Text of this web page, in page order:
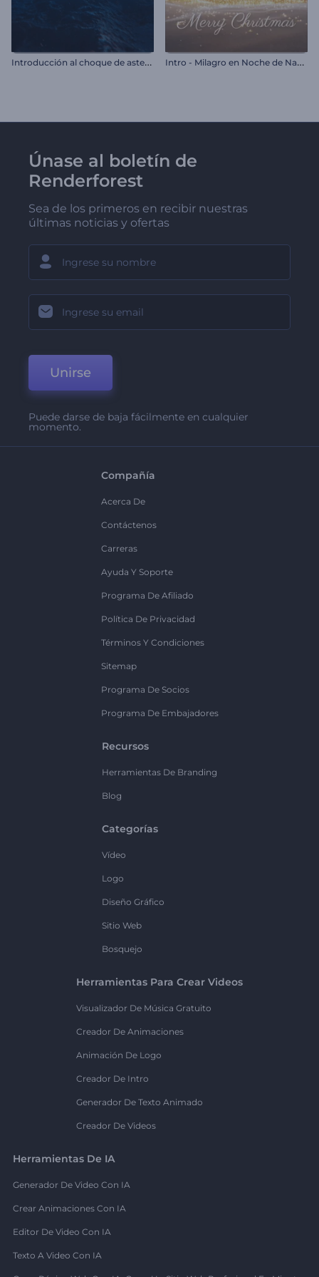
I
ntroducción al choque de asteroides I
ntro - Milagro en Noche de Navidad
Únase al boletín de
Renderforest
Sea de los primeros en recibir nuestras
últimas noticias y ofertas
Unirse
Puede darse de baja fácilmente en cualquier
momento.
Compañía
Acerca De
Contáctenos
Carreras
Ayuda Y Soporte
Programa De Afiliado
Política De Privacidad
Términos Y Condiciones
Sitemap
Programa De Socios
Programa De Embajadores
Recursos
Herramientas De Branding
Blog
Categorías
Vídeo
Logo
Diseño Gráfico
Sitio Web
Bosquejo
Herramientas Para Crear Videos
Visualizador De Música Gratuito
Creador De Animaciones
Animación De Logo
Creador De Intro
Generador De Texto Animado
Creador De Videos
Herramientas De IA
Generador De Video Con IA
Crear Animaciones Con IA
Editor De Video Con IA
Texto A Video Con IA